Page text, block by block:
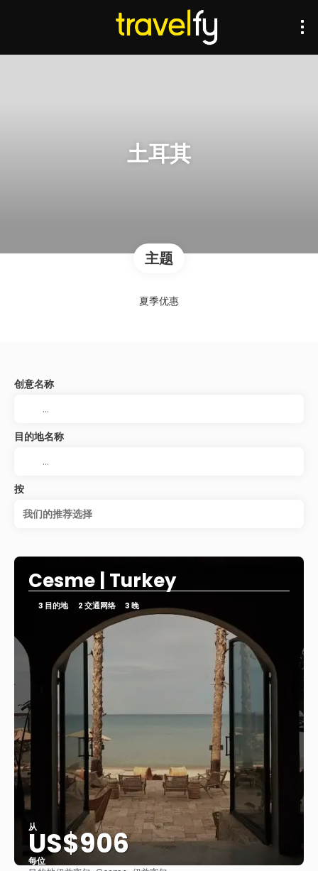
土耳其
主题
夏季优惠
创意名称
目的地名称
按
我们的推荐选择
Cesme | Turkey
3 目的地 2 交通网络 3 晚
从
US$906
每位